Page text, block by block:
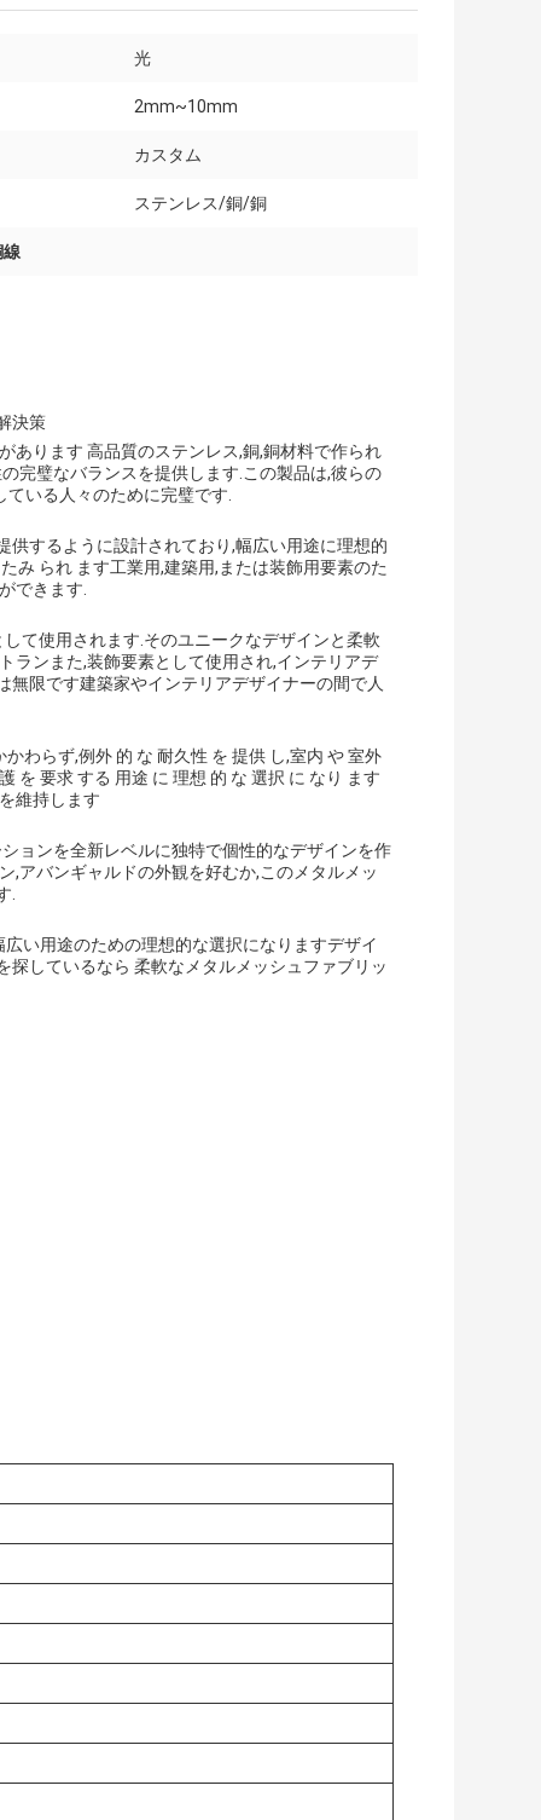
光
2mm~10mm
カスタム
ステンレス/銅/銅
線
決策
あります 高品質のステンレス,銅,銅材料で作られ
完璧なバランスを提供します.この製品は,彼らの
いる人々のために完璧です.
するように設計されており,幅広い用途に理想的
み られ ます工業用,建築用,または装飾用要素のた
できます.
て使用されます.そのユニークなデザインと柔軟
ランまた,装飾要素として使用され,インテリアデ
限です建築家やインテリアデザイナーの間で人
わらず,例外 的 な 耐久性 を 提供 し,室内 や 室外
を 要求 する 用途 に 理想 的 な 選択 に なり ます
維持します
ョンを全新レベルに独特で個性的なデザインを作
,アバンギャルドの外観を好むか,このメタルメッ
.
い用途のための理想的な選択になりますデザイ
しているなら 柔軟なメタルメッシュファブリッ